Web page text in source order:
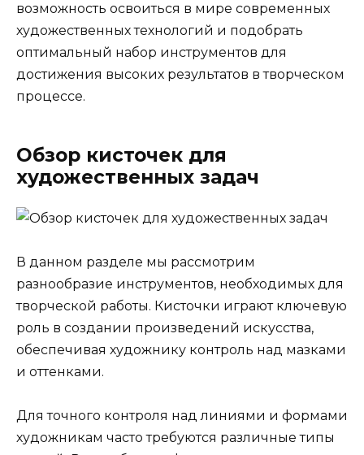
возможность освоиться в мире современных
художественных технологий и подобрать
оптимальный набор инструментов для
достижения высоких результатов в творческом
процессе.
Обзор кисточек для
художественных задач
В данном разделе мы рассмотрим
разнообразие инструментов, необходимых для
творческой работы. Кисточки играют ключевую
роль в создании произведений искусства,
обеспечивая художнику контроль над мазками
и оттенками.
Для точного контроля над линиями и формами
художникам часто требуются различные типы